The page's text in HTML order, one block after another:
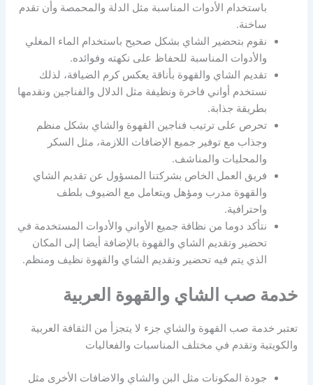
باستخدام الأدوات المناسبة مثل الدلة والمحمصة وأن تقدم
ساخنة.
نقوم بتحضير الشاي بشكل صحيح باستخدام الماء المغلي
والأدوات المناسبة للحفاظ على نكهته وفوائده.
تقديم الشاي والقهوة بأناقة يعكس كرم الضيافة، لذلك
نستخدم أواني فاخرة ونظيفة مثل الدلال والفناجين ونقدمها
بطريقة جذابة.
تحرص على ترتيب فناجين القهوة والشاي بشكل منظم
وجذاب مع توفير جميع الإضافات اللازمة، مثل السكر
والمحليات والمناشف.
فريق العمل الخاص بشركتنا المسؤول عن تقديم الشاي
والقهوة مدرب ومؤهل ويتعامل مع الضيوف بلطف
واحترافية.
نتأكد دوما من نظافة جميع الأواني والأدوات المستخدمة في
تحضير وتقديم الشاي والقهوة بالإضافة أيضا إلى المكان
الذي يتم فيه تحضير وتقديم الشاي والقهوة نظيف ومنظم.
خدمة صب الشاي والقهوة العربية
تعتبر خدمة صب القهوة والشاي جزء لا يتجزأ من الثقافة العربية
والكويتية وتقدم في مختلف المناسبات والفعاليات
جودة المكونات مثل البن والشاي والاضافات الأخرى مثل